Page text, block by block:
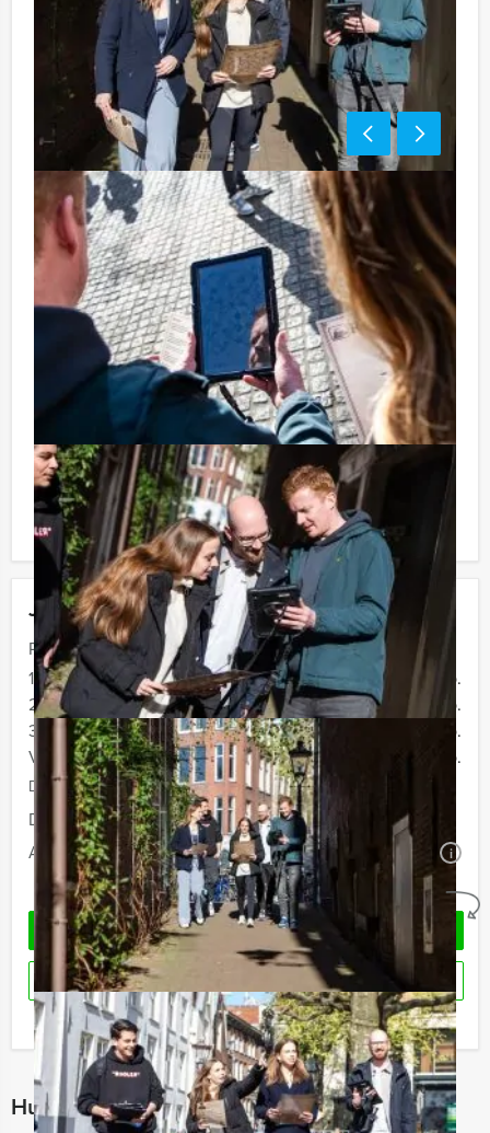
Jouw uitje
Prijs :
12 - 19 personen
€ 72,50 p.p.
20 - 29 personen
€ 69,50 p.p.
30 - 39 personen
€ 66,50 p.p.
Vanaf 40 personen
€ 64,50 p.p.
De prijzen zijn exclusief BTW
Duur:
4 uur en 30 minuten
Aantal:
Minimaal 12 personen i
Geheel vrijblijvend
OFFERTE AANVRAGEN
Ik heb een vraag over dit uitje
Hulp nodig bij het kiezen?
Tip:
Niet telkens uw knip hoeven trekken om uw drankje af
te rekenen? Voor € 13,50 per persoon per uur (excl.
BTW) kunt u gebruikmaken van het drankarrangement,
waarbij u onbeperkt kunt genieten van bier, fris,
huiswijn, koffie en thee. En… zo komt u ook achteraf
niet voor verrassingen te staan!
Reservering voor kleinere groepen:
Komt u niet aan het minimale aantal deelnemers voor
deze activiteit? Als u bereid bent voor het minimale
aantal te betalen, kunt u ook gewoon voor minder
personen boeken!